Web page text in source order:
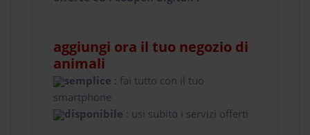
aggiungi ora il tuo negozio di
animali
semplice : fai tutto con il tuo
smartphone
disponibile : usi subito i servizi offerti